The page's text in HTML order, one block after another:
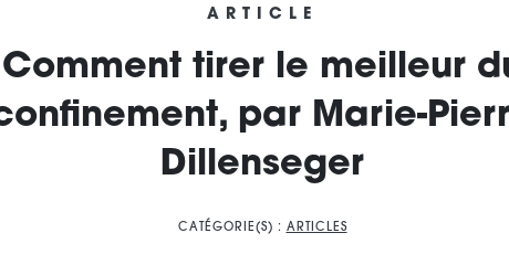
ARTICLE
Comment tirer le meilleur
par Marie-
Dillenseger
CATÉGORIE(S) : ARTICLES